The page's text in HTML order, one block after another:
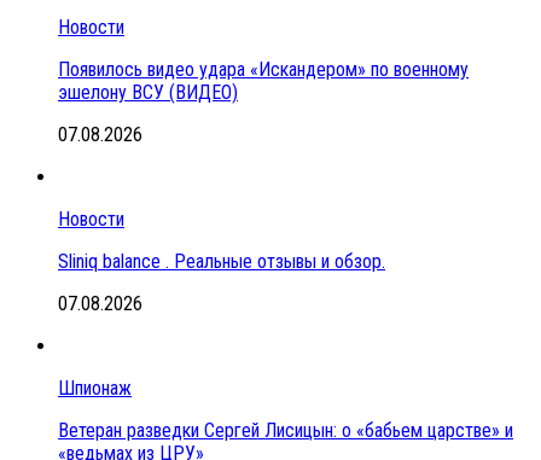
Новости
Появилось видео удара «Искандером» по военному
эшелону ВСУ (ВИДЕО)
07.08.2026
Новости
Sliniq balance . Реальные отзывы и обзор.
07.08.2026
Шпионаж
Ветеран разведки Сергей Лисицын: о «бабьем царстве» и
«ведьмах из ЦРУ»